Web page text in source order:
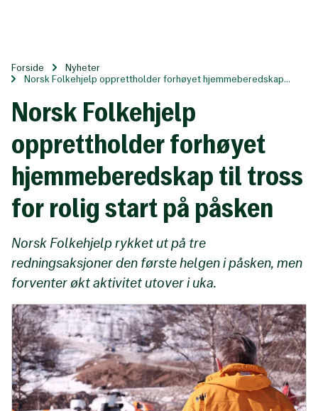
Forside
Nyheter
Norsk Folkehjelp opprettholder forhøyet hjemmeberedskap...
Norsk Folkehjelp
opprettholder forhøyet
hjemmeberedskap til tross
for rolig start på påsken
Norsk Folkehjelp rykket ut på tre
redningsaksjoner den første helgen i påsken, men
forventer økt aktivitet utover i uka.